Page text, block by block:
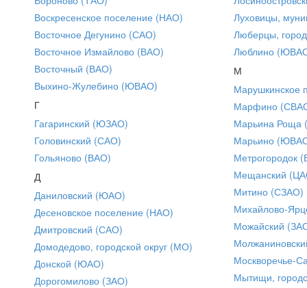
Воскресенское поселение (НАО)
Восточное Дегунино (САО)
Восточное Измайлово (ВАО)
Восточный (ВАО)
Выхино-Жулебино (ЮВАО)
Г
Гагаринский (ЮЗАО)
Головинский (САО)
Гольяново (ВАО)
Д
Даниловский (ЮАО)
Десеновское поселение (НАО)
Дмитровский (САО)
Домодедово, городской округ (МО)
Донской (ЮАО)
Дорогомилово (ЗАО)
Луховицы,
Люберцы,
Люблино
М
Марушкинское
Марфино
Марьина Роща
Марьино
Метрогородок
Мещанский
Митино (СЗАО)
Михайлово-
Можайский
Москворечье-
Мытищи,